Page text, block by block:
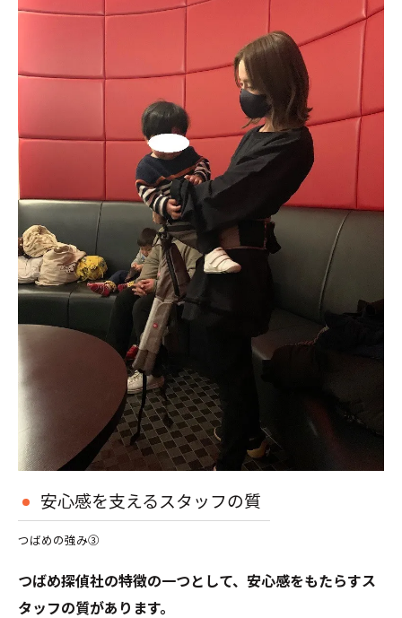
安心感を支えるスタッフの質
つばめの強み③
つばめ探偵社の特徴の一つとして、安心感をもたらすス
タッフの質があります。